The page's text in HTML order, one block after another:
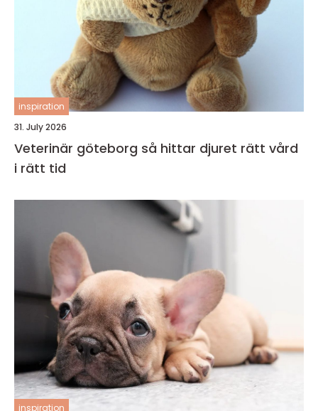
inspiration
31. July 2026
Veterinär göteborg så hittar djuret rätt vård
i rätt tid
inspiration